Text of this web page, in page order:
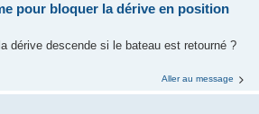
pour bloquer la dérive en position
dérive descende si le bateau est retourné ?
Aller au message